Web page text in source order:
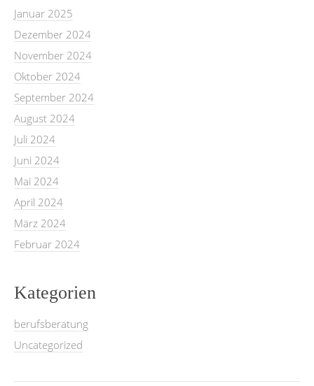
Januar 2025
Dezember 2024
November 2024
Oktober 2024
September 2024
August 2024
Juli 2024
Juni 2024
Mai 2024
April 2024
März 2024
Februar 2024
Kategorien
berufsberatung
Uncategorized